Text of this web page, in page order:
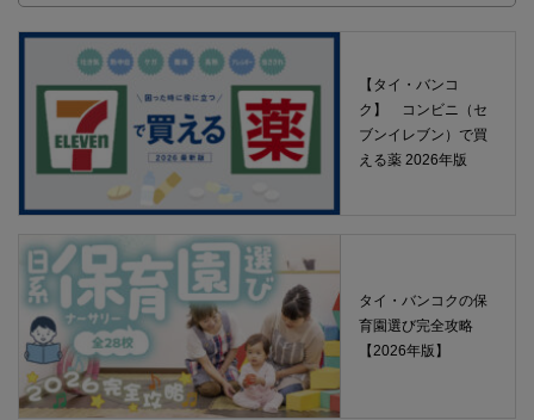
【タイ・バンコ
ク】 コンビニ（セ
ブンイレブン）で買
える薬 2026年版
タイ・バンコクの保
育園選び完全攻略
【2026年版】